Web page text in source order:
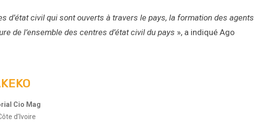
d’état civil qui sont ouverts à travers le pays, la formation des agents
de l’ensemble des centres d’état civil du pays », a indiqué Ago
Cio Mag
d’Ivoire